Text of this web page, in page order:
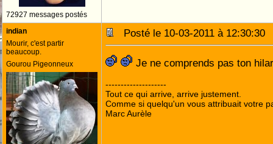
72927 messages postés
indian
Mourir, c'est partir
beaucoup.
Gourou Pigeonneux
Posté le 10-03-2011 à
Je ne comprends pas ton
--------------------
Tout ce qui arrive, arrive justement.
Comme si quelqu'un vous attribuait votre
Marc Aurèle